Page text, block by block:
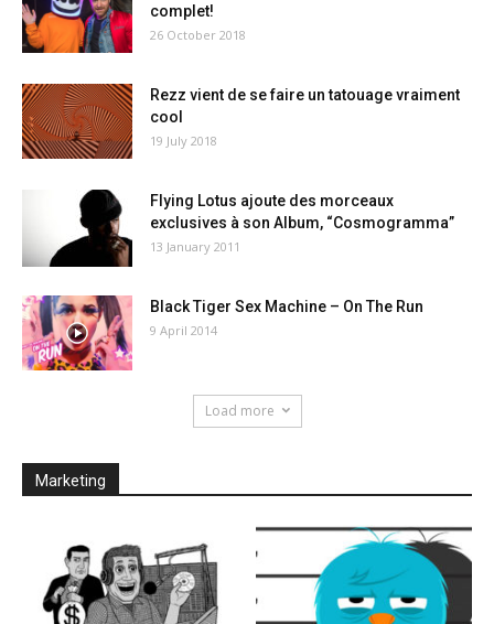
complet!
26 October 2018
Rezz vient de se faire un tatouage vraiment
cool
19 July 2018
Flying Lotus ajoute des morceaux
exclusives à son Album, “Cosmogramma”
13 January 2011
Black Tiger Sex Machine – On The Run
9 April 2014
Load more
Marketing